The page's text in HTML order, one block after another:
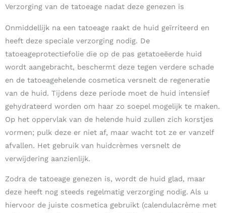
Verzorging van de tatoeage nadat deze genezen is
Onmiddellijk na een tatoeage raakt de huid geïrriteerd en
heeft deze speciale verzorging nodig. De
tatoeageprotectiefolie die op de pas getatoeëerde huid
wordt aangebracht, beschermt deze tegen verdere schade
en de tatoeagehelende cosmetica versnelt de regeneratie
van de huid. Tijdens deze periode moet de huid intensief
gehydrateerd worden om haar zo soepel mogelijk te maken.
Op het oppervlak van de helende huid zullen zich korstjes
vormen; pulk deze er niet af, maar wacht tot ze er vanzelf
afvallen. Het gebruik van huidcrèmes versnelt de
verwijdering aanzienlijk.
Zodra de tatoeage genezen is, wordt de huid glad, maar
deze heeft nog steeds regelmatig verzorging nodig. Als u
hiervoor de juiste cosmetica gebruikt (calendulacrème met